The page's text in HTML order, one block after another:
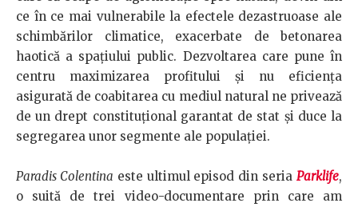
ce în ce mai vulnerabile la efectele dezastruoase ale
schimbărilor climatice, exacerbate de betonarea
haotică a spațiului public. Dezvoltarea care pune în
centru maximizarea profitului și nu eficiența
asigurată de coabitarea cu mediul natural ne privează
de un drept constituțional garantat de stat și duce la
segregarea unor segmente ale populației.
Paradis Colentina este ultimul episod din seriaParklife,
o suită de trei video-documentare prin care am